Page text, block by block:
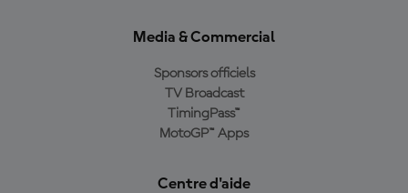
Media & Commercial
Sponsors officiels
TV Broadcast
TimingPass™
MotoGP™ Apps
Centre d'aide